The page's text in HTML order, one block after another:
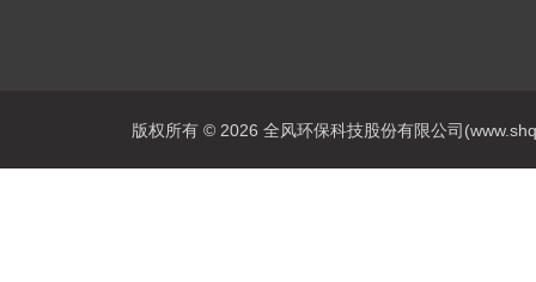
版权所有 © 2026 全风环保科技股份有限公司